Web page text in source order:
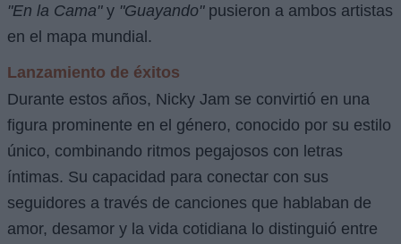
"En la Cama"y "Guayando"pusieron a ambos artistas
en el mapa mundial.
Lanzamiento de éxitos
Durante estos años, Nicky Jam se convirtió en una
figura prominente en el género, conocido por su estilo
único, combinando ritmos pegajosos con letras
íntimas. Su capacidad para conectar con sus
seguidores a través de canciones que hablaban de
amor, desamor y la vida cotidiana lo distinguió entre